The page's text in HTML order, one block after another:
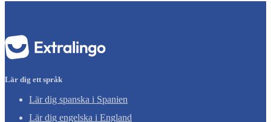
Lär dig ett språk
Lär dig spanska i Spanien
Lär dig engelska i England